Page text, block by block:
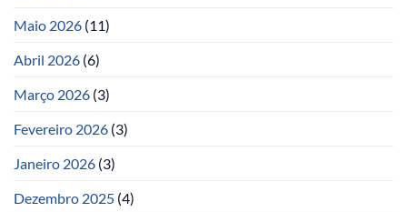
Maio 2026 (11)
Abril 2026 (6)
Março 2026 (3)
Fevereiro 2026 (3)
Janeiro 2026 (3)
Dezembro 2025 (4)